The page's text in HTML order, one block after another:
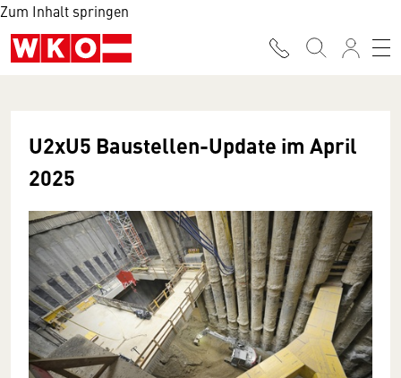
Zum Inhalt springen
U2xU5 Baustellen-Update im April
2025